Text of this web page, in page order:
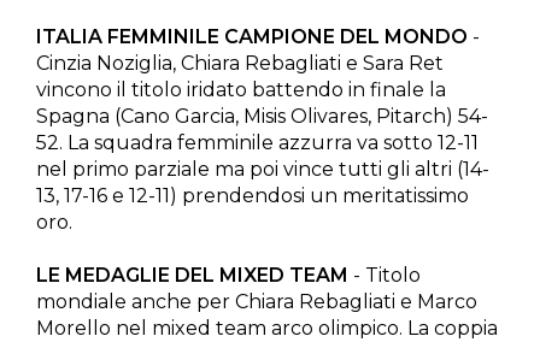
ITALIA FEMMINILE CAMPIONE DEL MONDO -
Cinzia Noziglia, Chiara Rebagliati e Sara Ret
vincono il titolo iridato battendo in finale la
Spagna (Cano Garcia, Misis Olivares, Pitarch) 54-
52. La squadra femminile azzurra va sotto 12-11
nel primo parziale ma poi vince tutti gli altri (14-
13, 17-16 e 12-11) prendendosi un meritatissimo
oro.
LE MEDAGLIE DEL MIXED TEAM - Titolo
mondiale anche per Chiara Rebagliati e Marco
Morello nel mixed team arco olimpico. La coppia